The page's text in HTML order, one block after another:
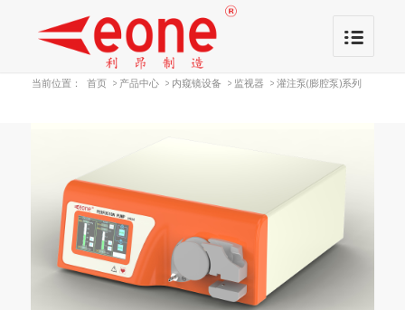
当前位置： 首页 > 产品中心 > 内窥镜设备 > 监视器 > 灌注泵(膨腔泵)系列